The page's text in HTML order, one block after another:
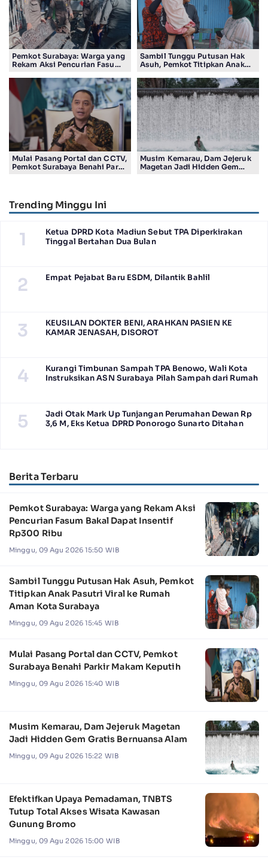
Pemkot Surabaya: Warga yang
Rekam Aksi Pencurian Fasum
Ribu
Sambil Tunggu Putusan Hak
Asuh, Pemkot Titipkan Anak
Aman Kota Surabaya
Mulai Pasang Portal dan CCTV,
Pemkot Surabaya Benahi Parkir
Musim Kemarau, Dam Jejeruk
Magetan Jadi Hidden Gem
Trending Minggu Ini
1
Ketua DPRD Kota Madiun Sebut TPA Diperkirakan
Tinggal Bertahan Dua Bulan
2 Empat Pejabat Baru ESDM, Dilantik Bahlil
3
KEUSILAN DOKTER BENI, ARAHKAN PASIEN KE
KAMAR JENASAH, DISOROT
4
Kurangi Timbunan Sampah TPA Benowo, Wali Kota
Instruksikan ASN Surabaya Pilah Sampah dari Rumah
5
Jadi Otak Mark Up Tunjangan Perumahan Dewan Rp
3,6 M, Eks Ketua DPRD Ponorogo Sunarto Ditahan
Berita Terbaru
Pemkot Surabaya: Warga yang Rekam Aksi
Pencurian Fasum Bakal Dapat Insentif
Rp300 Ribu
Minggu, 09 Agu 2026 15:50 WIB
Sambil Tunggu Putusan Hak Asuh, Pemkot
Titipkan Anak Pasutri Viral ke Rumah
Aman Kota Surabaya
Minggu, 09 Agu 2026 15:45 WIB
Mulai Pasang Portal dan CCTV, Pemkot
Surabaya Benahi Parkir Makam Keputih
Minggu, 09 Agu 2026 15:40 WIB
Musim Kemarau, Dam Jejeruk Magetan
Jadi Hidden Gem Gratis Bernuansa Alam
Minggu, 09 Agu 2026 15:22 WIB
Efektifkan Upaya Pemadaman, TNBTS
Tutup Total Akses Wisata Kawasan
Gunung Bromo
Minggu, 09 Agu 2026 15:00 WIB